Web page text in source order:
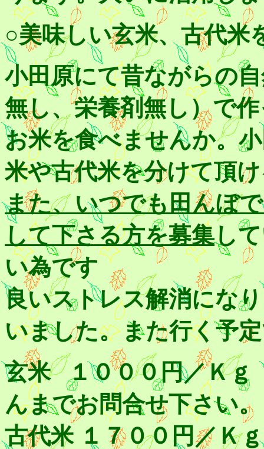
○美味しい玄米、古代米
小田原にて昔ながらの
無し、栄養剤無し）で
お米を食べませんか。
米や古代米を分けて頂
また、いつでも田んぼ
して下さる方を募集し
い為です
良いストレス解消にな
いました。また行く予
玄米 １０００円
んまでお問合せ下さい。
古代米 １７００